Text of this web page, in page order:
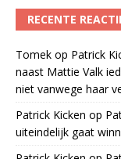
RECENTE
Tomek op Patrick
naast Mattie Valk
niet vanwege haar
Patrick Kicken op
uiteindelijk gaat